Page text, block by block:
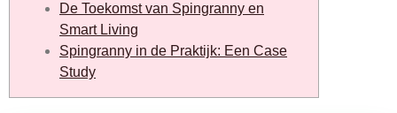
De Toekomst van Spingranny en
Smart Living
Spingranny in de Praktijk: Een Case
Study